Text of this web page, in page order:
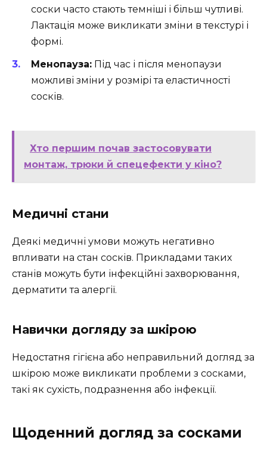
соски часто стають темніші і більш чутливі.
Лактація може викликати зміни в текстурі і
формі.
Менопауза: Під час і після менопаузи
можливі зміни у розмірі та еластичності
сосків.
Хто першим почав застосовувати
монтаж, трюки й спецефекти у кіно?
Медичні стани
Деякі медичні умови можуть негативно
впливати на стан сосків. Прикладами таких
станів можуть бути інфекційні захворювання,
дерматити та алергії.
Навички догляду за шкірою
Недостатня гігієна або неправильний догляд за
шкірою може викликати проблеми з сосками,
такі як сухість, подразнення або інфекції.
Щоденний догляд за сосками